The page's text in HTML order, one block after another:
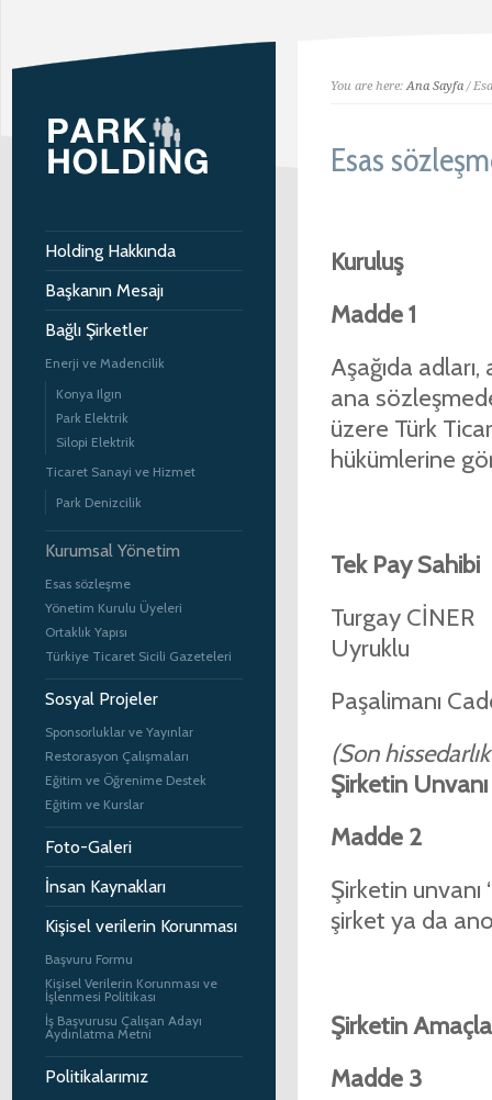
Holding Hakkında
Başkanın Mesajı
Bağlı Şirketler
Enerji ve Madencilik
Konya Ilgın
Park Elektrik
Silopi Elektrik
Ticaret Sanayi ve Hizmet
Park Denizcilik
Kurumsal Yönetim
Esas sözleşme
Yönetim Kurulu Üyeleri
Ortaklık Yapısı
Türkiye Ticaret Sicili Gazeteleri
Sosyal Projeler
Sponsorluklar ve Yayınlar
Restorasyon Çalışmaları
Eğitim ve Öğrenime Destek
Eğitim ve Kurslar
Foto-Galeri
İnsan Kaynakları
Kişisel verilerin Korunması
Başvuru Formu
Kişisel Verilerin Korunması ve
İşlenmesi Politikası
İş Başvurusu Çalışan Adayı
Aydınlatma Metni
Politikalarımız
You are here:Ana Sayfa/
Esas
Kuruluş
Madde 1
Aşağıda
ana
üzere Türk
hükümlerine
Tek Pay Sahibi
Uyruklu
Paşalimanı
(Son
Şirketin Unvanı
Madde 2
Şirketin
şirket ya da
Şirketin
Madde 3